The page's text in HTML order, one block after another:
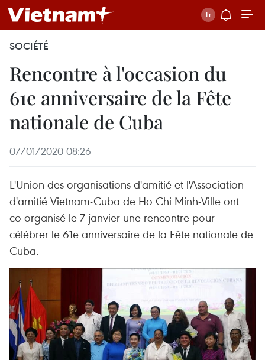
SOCIÉTÉ
Rencontre à l'occasion du
61e anniversaire de la Fête
nationale de Cuba
07/01/2020 08:26
L'Union des organisations d'amitié et l'Association
d'amitié Vietnam-Cuba de Ho Chi Minh-Ville ont
co-organisé le 7 janvier une rencontre pour
célébrer le 61e anniversaire de la Fête nationale de
Cuba.